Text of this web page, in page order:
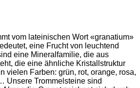
vom lateinischen Wort «granatium»
eine Frucht von leuchtend
eine Mineralfamilie, die aus
die eine ähnliche Kristallstruktur
vielen Farben: grün, rot, orange, rosa,
Unsere Trommelsteine sind